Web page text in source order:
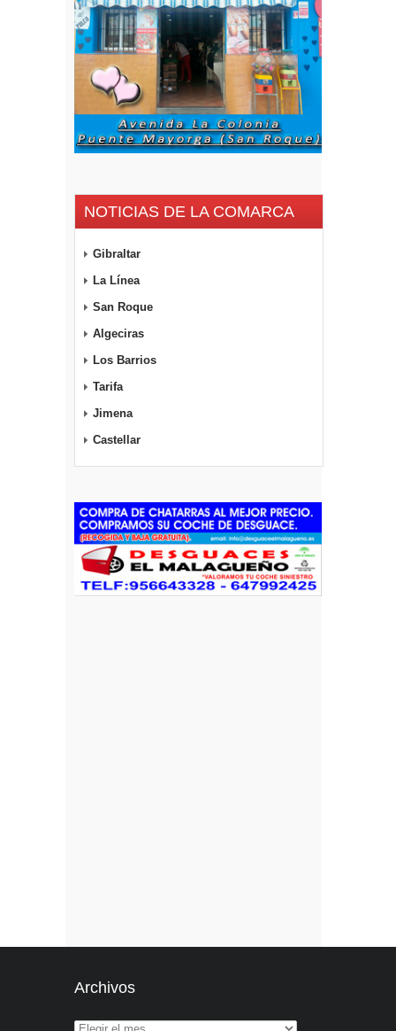
NOTICIAS DE LA COMARCA
Gibraltar
La Línea
San Roque
Algeciras
Los Barrios
Tarifa
Jimena
Castellar
Archivos